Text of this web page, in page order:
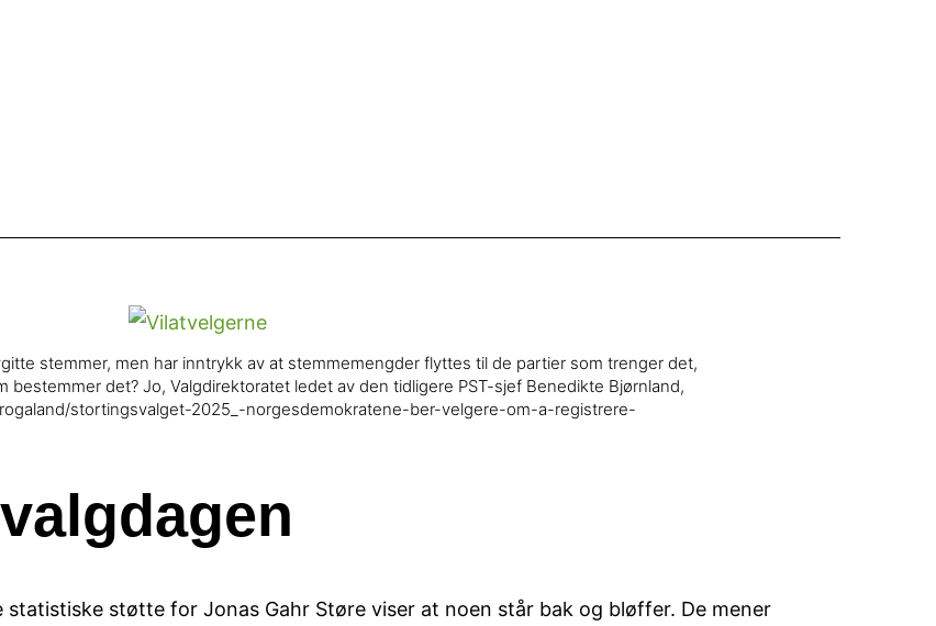
stemmer, men har inntrykk av at stemmemengder flyttes til de partier som trenger det,
bestemmer det? Jo, Valgdirektoratet ledet av den tidligere PST-sjef Benedikte Bjørnland,
stortingsvalget-2025_-norgesdemokratene-ber-velgere-om-a-registrere-
støtte for Jonas Gahr Støre viser at noen står bak og bløffer. De mener